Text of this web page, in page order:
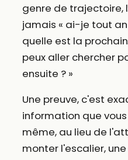
genre de trajectoire,
jamais « ai-je tout
quelle est la
peux aller chercher
ensuite ? »
Une preuve, c'est
information que
même, au lieu de
monter l'escalier,